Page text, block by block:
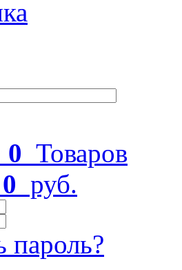
0 Товаров
0 руб.
пароль?